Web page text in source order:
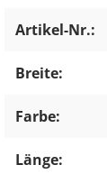
Artikel-Nr.:
Breite:
Farbe:
Länge: